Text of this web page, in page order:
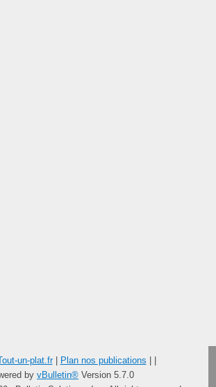
un-plat.fr| Plan nos publications
by vBulletin® Version 5.7.0